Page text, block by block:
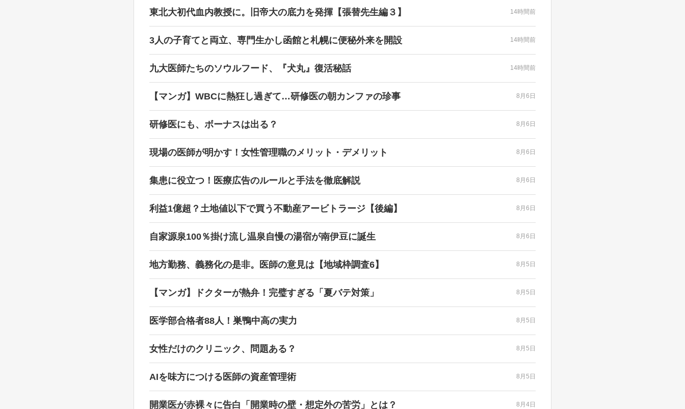
東北大初代血内教授に。旧帝大の底力を発揮【張替先生編３】 14時間前
3人の子育てと両立、専門生かし函館と札幌に便秘外来を開設 14時間前
九大医師たちのソウルフード、『犬丸』復活秘話 14時間前
【マンガ】WBCに熱狂し過ぎて…研修医の朝カンファの珍事 8月6日
研修医にも、ボーナスは出る？ 8月6日
現場の医師が明かす！女性管理職のメリット・デメリット 8月6日
集患に役立つ！医療広告のルールと手法を徹底解説 8月6日
利益1億超？土地値以下で買う不動産アービトラージ【後編】 8月6日
自家源泉100％掛け流し温泉自慢の湯宿が南伊豆に誕生 8月6日
地方勤務、義務化の是非。医師の意見は【地域枠調査6】 8月5日
【マンガ】ドクターが熱弁！完璧すぎる「夏バテ対策」 8月5日
医学部合格者88人！巣鴨中高の実力 8月5日
女性だけのクリニック、問題ある？ 8月5日
AIを味方につける医師の資産管理術 8月5日
開業医が赤裸々に告白「開業時の壁・想定外の苦労」とは？ 8月4日